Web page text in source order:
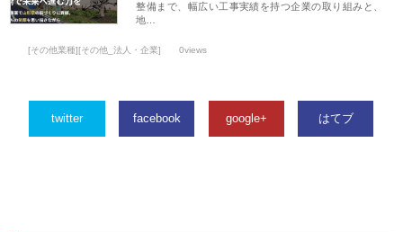
整備まで、幅広い工事実績を持つ企業の取り組みと、
地…
[その他業種][その他_法人・企業] 0views
twitter facebook google+ はてブ